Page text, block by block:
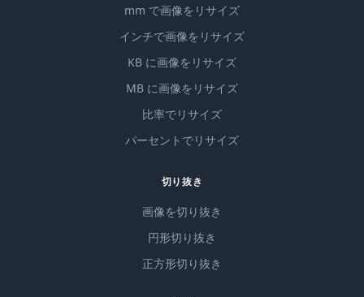
mm で画像をリサイズ
インチで画像をリサイズ
KB に画像をリサイズ
MB に画像をリサイズ
比率でリサイズ
パーセントでリサイズ
切り抜き
画像を切り抜き
円形切り抜き
正方形切り抜き